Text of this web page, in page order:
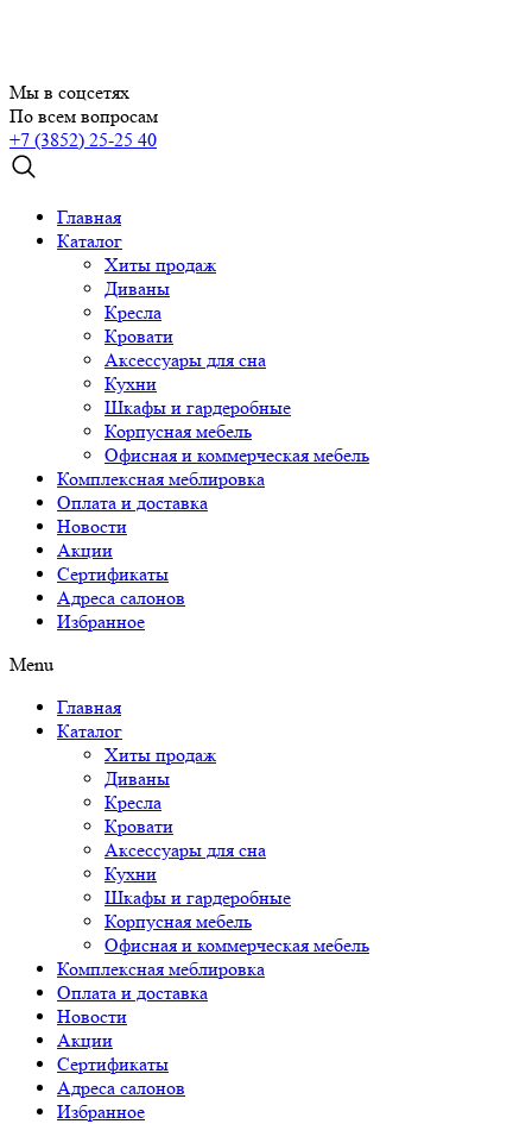
Мы в соцсетях
По всем вопросам
+7 (3852) 25-25 40
Главная
Каталог
Хиты продаж
Диваны
Кресла
Кровати
Аксессуары для сна
Кухни
Шкафы и гардеробные
Корпусная мебель
Офисная и коммерческая мебель
Комплексная меблировка
Оплата и доставка
Новости
Акции
Сертификаты
Адреса салонов
Избранное
Menu
Главная
Каталог
Хиты продаж
Диваны
Кресла
Кровати
Аксессуары для сна
Кухни
Шкафы и гардеробные
Корпусная мебель
Офисная и коммерческая мебель
Комплексная меблировка
Оплата и доставка
Новости
Акции
Сертификаты
Адреса салонов
Избранное